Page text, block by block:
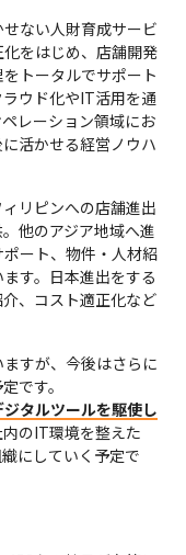
ない人財育成サービ
をはじめ、店舗開発
トータルでサポート
ウド化やIT活用を通
レーション領域にお
活かせる経営ノウハ
リピンへの店舗進出
他のアジア地域へ進
ート、物件・人材紹
す。日本進出をする
、コスト適正化など
すが、今後はさらに
です。
タルツールを駆使し
のIT環境を整えた
にしていく予定で